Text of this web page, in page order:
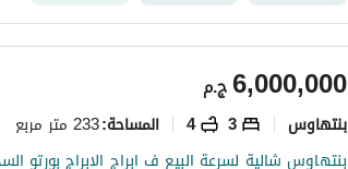
ج.م6,000,000
بنتهاوس 3
4 المساحة:233 متر مربع